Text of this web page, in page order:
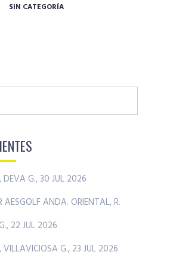
SIN CATEGORÍA
DEVA G., 30 JUL 2026
AESGOLF ANDA. ORIENTAL, R.
22 JUL 2026
VILLAVICIOSA G., 23 JUL 2026